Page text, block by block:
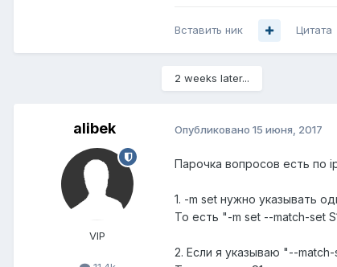
Вставить ник Цитата
2 weeks later...
alibek
VIP
Опубликовано 15 июня, 2017
Парочка вопросов есть по
1. -m set нужно указывать
То есть "-m set --match-set
2. Если я указываю "--match-